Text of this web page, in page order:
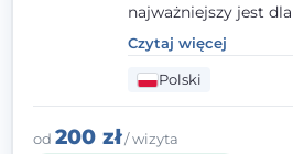
najważniejszy jest
- wierzę, że empatia,
zaangażowanie
przestrzeń, będącą
zmianą. W praktyce
narzędzi Racjonalnej
Czytaj więcej
Polski
od 200 zł/ wizyta